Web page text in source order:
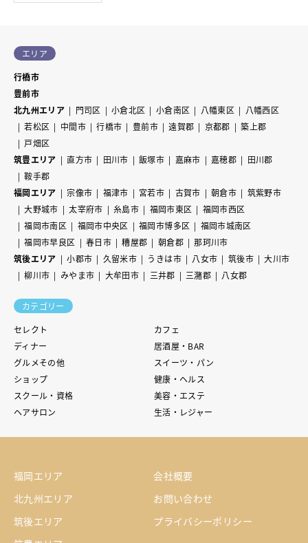
エリア
行橋市
豊前市
北九州エリア
門司区 小倉北区 小倉南区 八幡東区
八幡西区
若松区
中間市 行橋市 豊前市 遠賀郡 京都郡
築上郡
戸畑区
筑豊エリア
直方市 田川市 飯塚市 嘉麻市 嘉穂郡
田川郡
鞍手郡
福岡エリア
宗像市 福津市 宮若市 古賀市 朝倉市
筑紫野市
大野城市
太宰府市 糸島市 福岡市東区
福岡市西区
福岡市南区
福岡市中央区 福岡市博多区
福岡市城南区
福岡市早良区
春日市 糟屋郡 朝倉郡
那珂川市
筑後エリア
小郡市 久留米市 うきは市 八女市 筑後市
大川市
柳川市
みやま市 大牟田市 三井郡 三潴郡 八女郡
カテゴリー
セレクト
カフェ
ディナー
居酒屋・BAR
グルメその他
スイーツ・パン
ショップ
健康・ヘルス
スクール・資格
美容・エステ
ヘアサロン
生活・レジャー
福岡エリア
北九州エリア
筑後エリア
会社概要
お問い合わせ
プライバシーポリシー